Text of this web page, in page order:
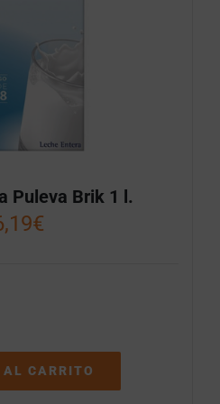
Puleva Brik 1 l.
€
CARRITO